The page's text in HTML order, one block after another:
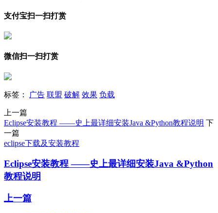
支付宝扫一扫打赏
微信扫一扫打赏
标签： 广告 联盟 破解 效果 负载
上一篇
Eclipse安装教程 ——史上最详细安装Java &Python教程说明 下
一篇
eclipse下载及安装教程
Eclipse安装教程 ——史上最详细安装Java &Python
教程说明
上一篇